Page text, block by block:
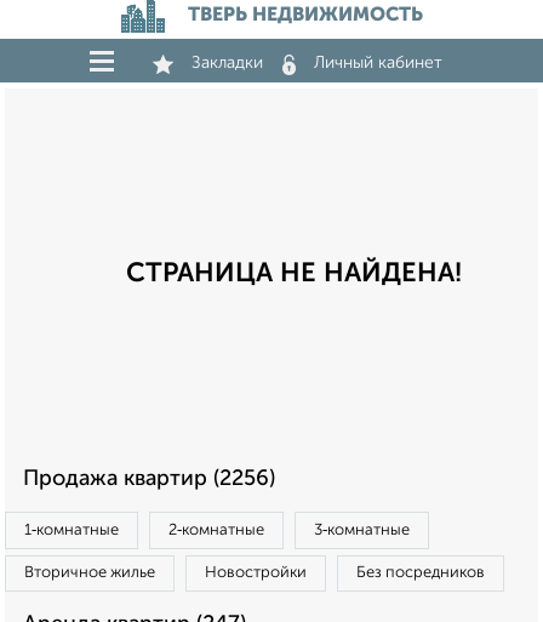
ТВЕРЬ НЕДВИЖИМОСТЬ
Закладки Личный кабинет
СТРАНИЦА НЕ НАЙДЕНА!
Продажа квартир (2256)
1‑комнатные 2‑комнатные 3‑комнатные
Вторичное жилье Новостройки Без посредников